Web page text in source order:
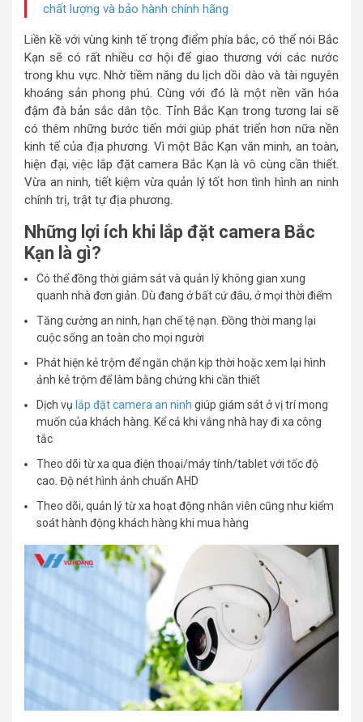
chất lượng và bảo hành chính hãng
Liền kề với vùng kinh tế trọng điểm phía bắc, có thể nói Bắc
Kạn sẽ có rất nhiều cơ hội để giao thương với các nước
trong khu vực. Nhờ tiềm năng du lịch dồi dào và tài nguyên
khoáng sản phong phú. Cùng với đó là một nền văn hóa
đậm đà bản sắc dân tộc. Tỉnh Bắc Kạn trong tương lai sẽ
có thêm những bước tiến mới giúp phát triển hơn nữa nền
kinh tế của địa phương. Vì một Bắc Kạn văn minh, an toàn,
hiện đại, việc lắp đặt camera Bắc Kạn là vô cùng cần thiết.
Vừa an ninh, tiết kiệm vừa quản lý tốt hơn tình hình an ninh
chính trị, trật tự địa phương.
Những lợi ích khi lắp đặt camera Bắc
Kạn là gì?
Có thể đồng thời giám sát và quản lý không gian xung
quanh nhà đơn giản. Dù đang ở bất cứ đâu, ở mọi thời điểm
Tăng cường an ninh, hạn chế tệ nạn. Đồng thời mang lại
cuộc sống an toàn cho mọi người
Phát hiện kẻ trộm để ngăn chặn kịp thời hoặc xem lại hình
ảnh kẻ trộm để làm bằng chứng khi cần thiết
Dịch vụ lắp đặt camera an ninh giúp giám sát ở vị trí mong
muốn của khách hàng. Kể cả khi vắng nhà hay đi xa công
tắc
Theo dõi từ xa qua điện thoại/máy tính/tablet với tốc độ
cao. Độ nét hình ảnh chuẩn AHD
Theo dõi, quản lý từ xa hoạt động nhân viên cũng như kiểm
soát hành động khách hàng khi mua hàng